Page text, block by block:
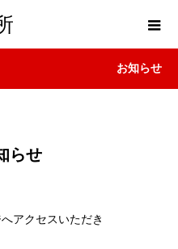
お知らせ
らせ
アクセスいただき